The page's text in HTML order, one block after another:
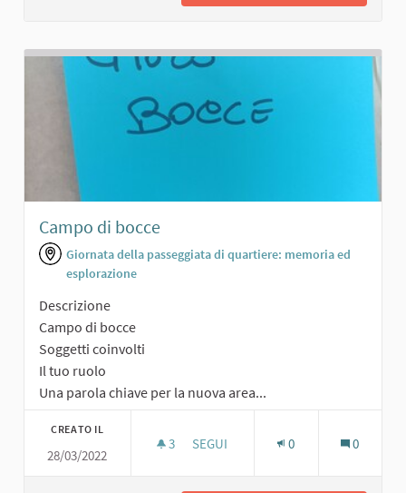
Campo di bocce
Giornata della passeggiata di quartiere: memoria ed
esplorazione
Descrizione
Campo di bocce
Soggetti coinvolti
Il tuo ruolo
Una parola chiave per la nuova area...
CREATO IL
28/03/2022
3 3 SOSTENITORI
SEGUI 0 0